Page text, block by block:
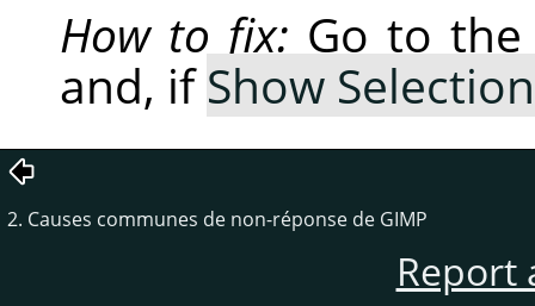
How to fix: Go to
and, ifShow Selection
2. Causes communes de non-réponse de GIMP
Report